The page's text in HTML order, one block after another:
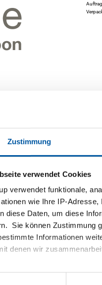
Zustimmung
verwendet Cookies
verwendet funktionale,
wie Ihre IP-
diese Daten, um diese
Sie können Zustimmung
Informationen
denen wir
Bruttopreisliste